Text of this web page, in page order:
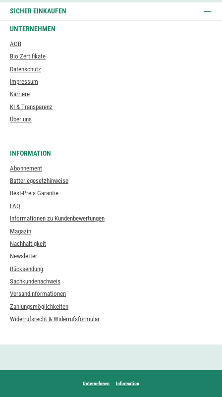
SICHER EINKAUFEN
UNTERNEHMEN
AGB
Bio Zertifikate
Datenschutz
Impressum
Karriere
KI & Transparenz
Über uns
INFORMATION
Abonnement
Batteriegesetzhinweise
Best-Preis Garantie
FAQ
Informationen zu Kundenbewertungen
Magazin
Nachhaltigkeit
Newsletter
Rücksendung
Sachkundenachweis
Versandinformationen
Zahlungsmöglichkeiten
Widerrufsrecht & Widerrufsformular
Unternehmen Information